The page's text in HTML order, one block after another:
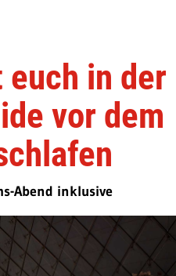
in der
vor dem
Abend inklusive